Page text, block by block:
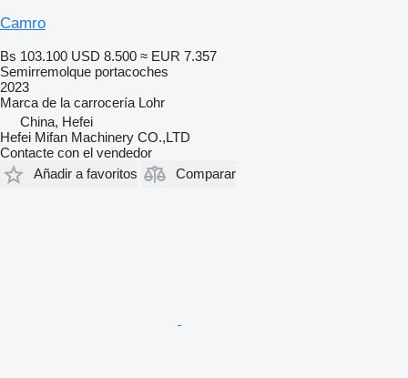
Camro
Bs 103.100 USD 8.500 ≈ EUR 7.357
Semirremolque portacoches
2023
Marca de la carrocería Lohr
China, Hefei
Hefei Mifan Machinery CO.,LTD
Contacte con el vendedor
Añadir a favoritos
Comparar